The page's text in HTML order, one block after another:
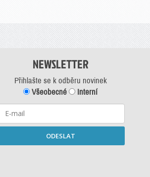
NEWSLETTER
Přihlašte se k odběru novinek
Všeobecné
Interní
ODESLAT